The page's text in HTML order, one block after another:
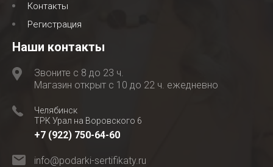
Контакты
Регистрация
Наши контакты
Звоните с 8 до 23 ч.
Магазин открыт с 10 до 22 ч. ежедневно
Челябинск
ТРК Урал на Воровского 6
+7 (922) 750-64-60
info@podarki-sertifikaty.ru